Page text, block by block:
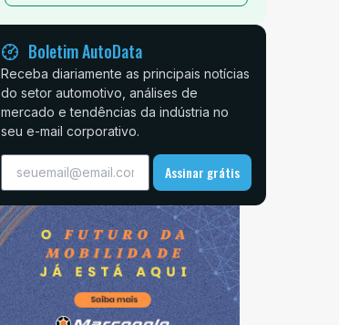
Boletim AutoData
Receba diariamente as principais notícias
do setor automotivo, análises de
mercado e tendências da indústria no
seu e-mail corporativo.
Assinar grátis